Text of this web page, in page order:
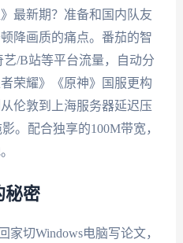
最新期？准备和国内队友
降画质的痛点。番茄的智
/B站等平台流量，自动分
荣耀》《原神》国服更构
伦敦到上海服务器延迟压
。配合独享的100M带宽，
秘密
家切Windows电脑写论文，